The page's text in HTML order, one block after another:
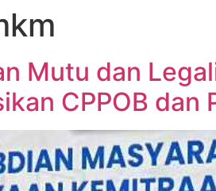
Mutu dan
CPPOB dan